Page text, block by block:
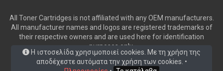
All Toner Cartridges is not affiliated with any OEM manufacturers.
All manufacturer names and logos are registered trademarks of
their respective owners and are used here for identification
purposes only.
Η ιστοσελίδα χρησιμοποιεί cookies. Με τη χρήση της
αποδέχεστε αυτόματα την χρήση των cookies. •